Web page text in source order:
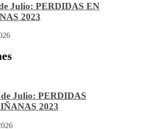
Julio: PERDIDAS EN
2023
Julio: PERDIDAS
2023